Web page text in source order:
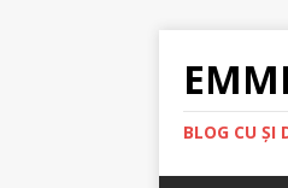
BLOG CU ȘI